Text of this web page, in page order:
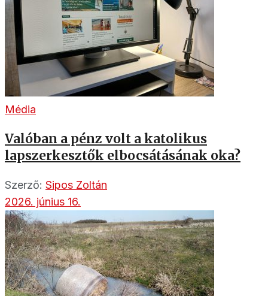
Média
Valóban a pénz volt a katolikus
lapszerkesztők elbocsátásának oka?
Szerző: Sipos Zoltán
2026. június 16.